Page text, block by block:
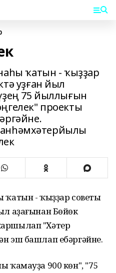
ҡатын - ҡыҙҙар
уҙған йыл
75 йыллығын
проекты
ҡатын - ҡыҙҙар советы
аҙағынан Бөйөк
"Хәтер
эш башлап ебәргәйне.
ҡамауҙа 900 көн", "75